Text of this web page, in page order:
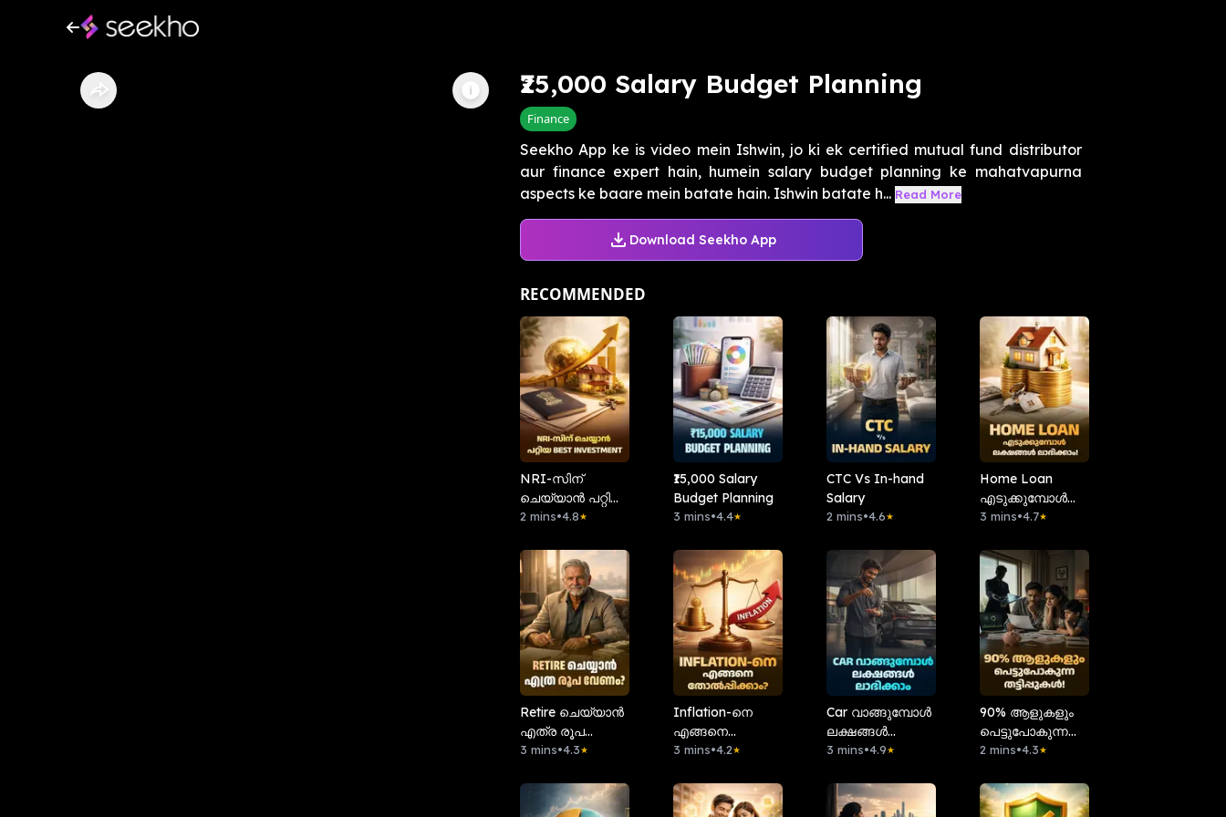
₹25,000 Salary Budget Planning
Finance
Seekho App ke is video mein Ishwin, jo ki ek certified mutual fund distributor
aur finance expert hain, humein salary budget planning ke mahatvapurna
aspects ke baare mein batate hain. Ishwin batate h... Read More
Download Seekho App
RECOMMENDED
NRI-സിന്
ചെയ്യാൻ പറ്റിയ
Best Investment
2 mins•4.8★
₹15,000 Salary
Budget Planning
3 mins•4.4★
CTC Vs In-hand
Salary
2 mins•4.6★
Home Loan
എടുക്കുമ്പോൾ
ലക്ഷങ്ങൾ
3 mins•4.7★
Retire ചെയ്യാൻ
എത്ര രൂപ
വേണം?
3 mins•4.3★
Inflation-നെ
എങ്ങനെ
തോൽപ്പിക്കാം?
3 mins•4.2★
Car വാങ്ങുമ്പോൾ
ലക്ഷങ്ങൾ
ലാഭിക്കാം!
3 mins•4.9★
90% ആളുകളും
പെട്ടുപോകുന്ന
തട്ടിപ്പുകൾ!
2 mins•4.3★